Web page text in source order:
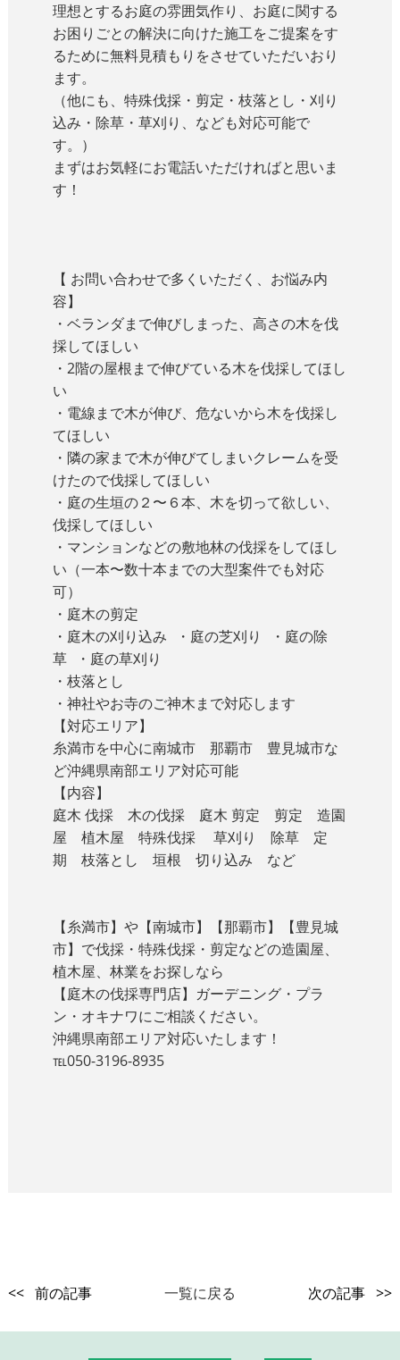
理想とするお庭の雰囲気作り、お庭に関する
お困りごとの解決に向けた施工をご提案をす
るために無料見積もりをさせていただいおり
ます。
（他にも、特殊伐採・剪定・枝落とし・刈り
込み・除草・草刈り、なども対応可能で
す。）
まずはお気軽にお電話いただければと思いま
す！
【 お問い合わせで多くいただく、お悩み内
容】
・ベランダまで伸びしまった、高さの木を伐
採してほしい
・2階の屋根まで伸びている木を伐採してほし
い
・電線まで木が伸び、危ないから木を伐採し
てほしい
・隣の家まで木が伸びてしまいクレームを受
けたので伐採してほしい
・庭の生垣の２〜６本、木を切って欲しい、
伐採してほしい
・マンションなどの敷地林の伐採をしてほし
い（一本〜数十本までの大型案件でも対応
可）
・庭木の剪定
・庭木の刈り込み ・庭の芝刈り ・庭の除
草 ・庭の草刈り
・枝落とし
・神社やお寺のご神木まで対応します
【対応エリア】
糸満市を中心に南城市 那覇市 豊見城市な
ど沖縄県南部エリア対応可能
【内容】
庭木 伐採 木の伐採 庭木 剪定 剪定 造園
屋 植木屋 特殊伐採 草刈り 除草 定
期 枝落とし 垣根 切り込み など
【糸満市】や【南城市】【那覇市】【豊見城
市】で伐採・特殊伐採・剪定などの造園屋、
植木屋、林業をお探しなら
【庭木の伐採専門店】ガーデニング・プラ
ン・オキナワにご相談ください。
沖縄県南部エリア対応いたします！
℡050-3196-8935
<< 前の記事 一覧に戻る 次の記事 >>